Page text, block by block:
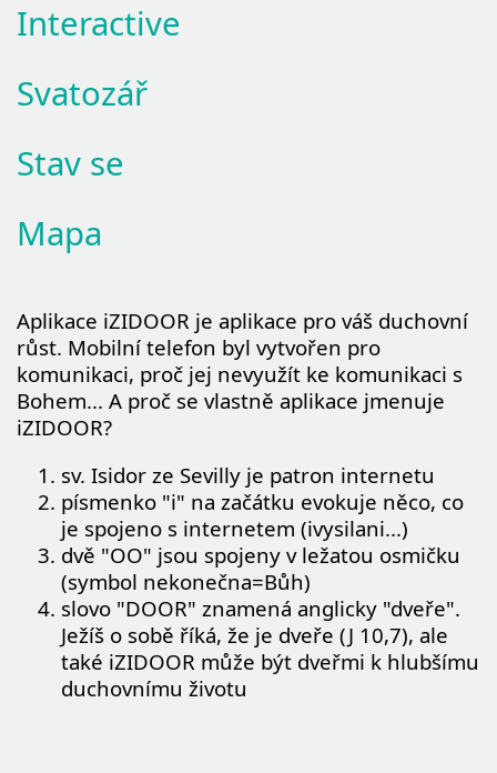
Interactive
Svatozář
Stav se
Mapa
Aplikace iZIDOOR je aplikace pro váš duchovní
růst. Mobilní telefon byl vytvořen pro
komunikaci, proč jej nevyužít ke komunikaci s
Bohem... A proč se vlastně aplikace jmenuje
iZIDOOR?
sv. Isidor ze Sevilly je patron internetu
písmenko "i" na začátku evokuje něco, co
je spojeno s internetem (ivysilani...)
dvě "OO" jsou spojeny v ležatou osmičku
(symbol nekonečna=Bůh)
slovo "DOOR" znamená anglicky "dveře".
Ježíš o sobě říká, že je dveře (J 10,7), ale
také iZIDOOR může být dveřmi k hlubšímu
duchovnímu životu